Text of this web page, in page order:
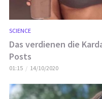
SCIENCE
Das verdienen die
Posts
01:15 14/10/2020